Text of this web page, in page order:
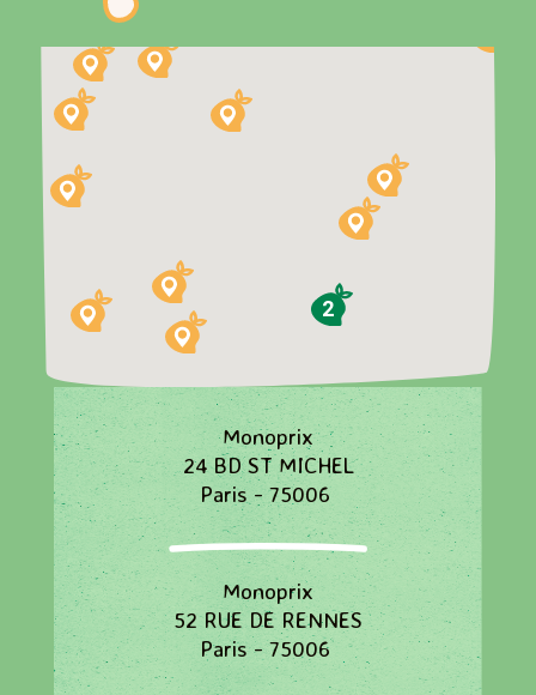
Monoprix
24 BD ST MICHEL
Paris - 75006
Monoprix
52 RUE DE RENNES
Paris - 75006
2